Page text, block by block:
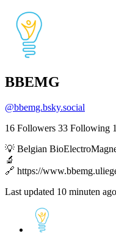
BBEMG
@bbemg.bsky.social
16 Followers 33 Following
💡 Belgian
🔬
🔗 https://
Last updated 10 minuten ago
View
post